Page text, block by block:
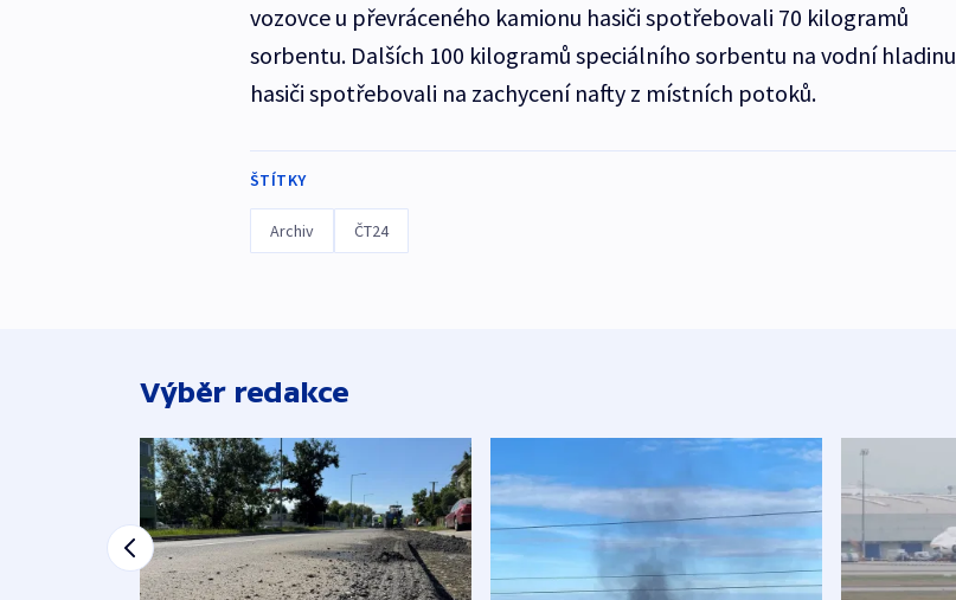
vozovce u převráceného kamionu hasiči spotřebovali 70 kilogramů
sorbentu. Dalších 100 kilogramů speciálního sorbentu na vodní hladinu
hasiči spotřebovali na zachycení nafty z místních potoků.
ŠTÍTKY
Archiv ČT24
Výběr redakce